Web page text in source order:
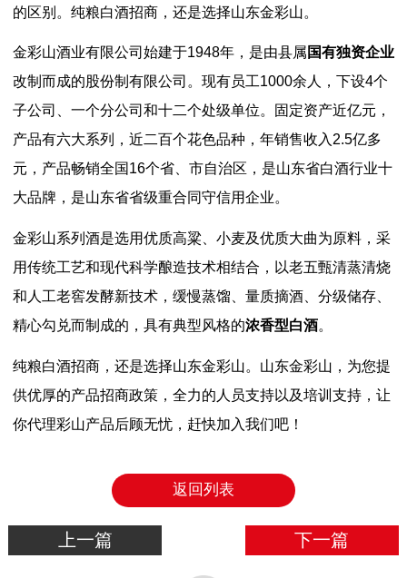
的区别。纯粮白酒招商，还是选择山东金彩山。
金彩山酒业有限公司始建于1948年，是由县属 国有独资企业
改制而成的股份制有限公司。现有员工1000余人，下设4个
子公司、一个分公司和十二个处级单位。固定资产近亿元，
产品有六大系列，近二百个花色品种，年销售收入2.5亿多
元，产品畅销全国16个省、市自治区，是山东省白酒行业十
大品牌，是山东省省级重合同守信用企业。
金彩山系列酒是选用优质高粱、小麦及优质大曲为原料，采
用传统工艺和现代科学酿造技术相结合，以老五甄清蒸清烧
和人工老窖发酵新技术，缓慢蒸馏、量质摘酒、分级储存、
精心勾兑而制成的，具有典型风格的浓香型白酒。
纯粮白酒招商，还是选择山东金彩山。山东金彩山，为您提
供优厚的产品招商政策，全力的人员支持以及培训支持，让
你代理彩山产品后顾无忧，赶快加入我们吧！
返回列表
上一篇 下一篇